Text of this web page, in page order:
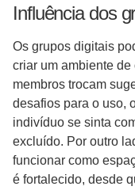
Influência dos
Os grupos digitais
criar um ambiente
membros trocam
desafios para o uso,
indivíduo se sinta
excluído. Por outro
funcionar como
é fortalecido, desde